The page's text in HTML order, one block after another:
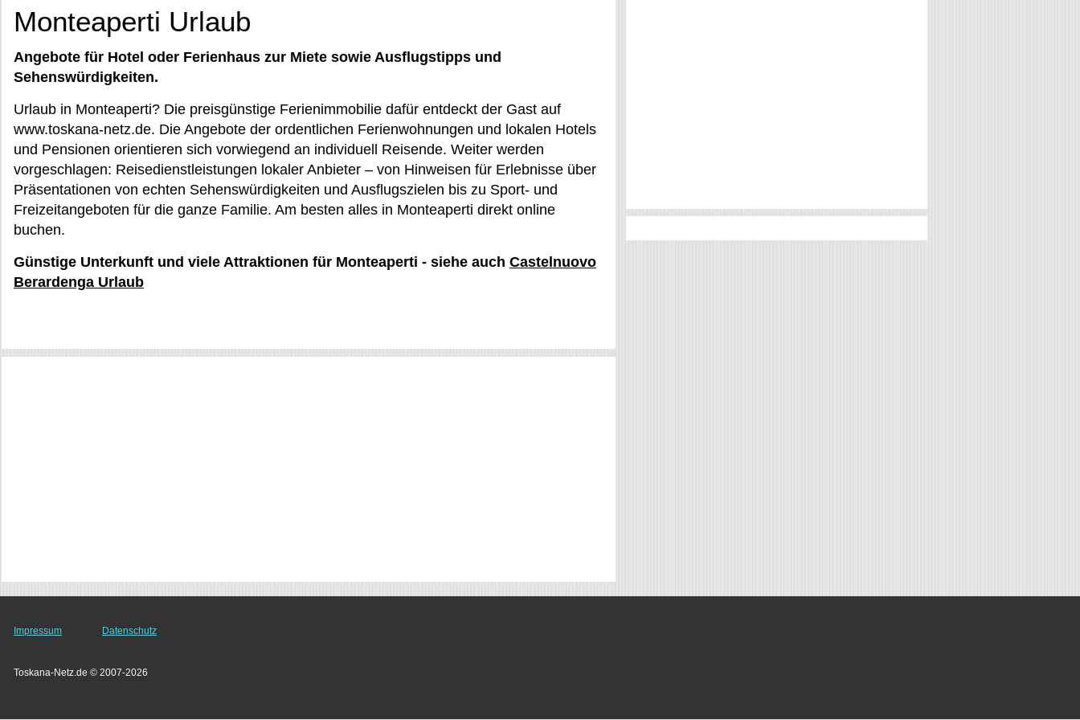
Monteaperti Urlaub
Angebote für Hotel oder Ferienhaus zur Miete sowie Ausflugstipps und
Sehenswürdigkeiten.
Urlaub in Monteaperti? Die preisgünstige Ferienimmobilie dafür entdeckt der Gast auf
www.toskana-netz.de. Die Angebote der ordentlichen Ferienwohnungen und lokalen Hotels
und Pensionen orientieren sich vorwiegend an individuell Reisende. Weiter werden
vorgeschlagen: Reisedienstleistungen lokaler Anbieter – von Hinweisen für Erlebnisse über
Präsentationen von echten Sehenswürdigkeiten und Ausflugszielen bis zu Sport- und
Freizeitangeboten für die ganze Familie. Am besten alles in Monteaperti direkt online
buchen.
Günstige Unterkunft und viele Attraktionen für Monteaperti - siehe auch Castelnuovo
Berardenga Urlaub
Impressum Datenschutz
Toskana-Netz.de © 2007-2026